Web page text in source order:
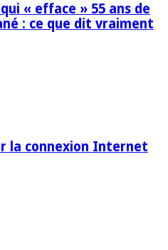
« efface » 55 ans de
: ce que dit vraiment
la connexion Internet